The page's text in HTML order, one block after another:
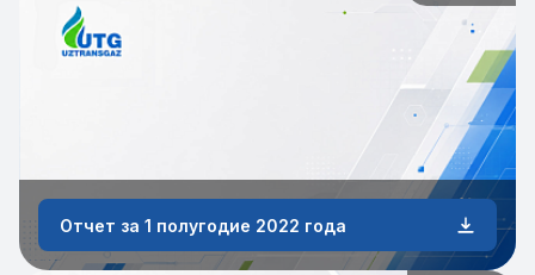
Отчет за 1 полугодие 2022 года